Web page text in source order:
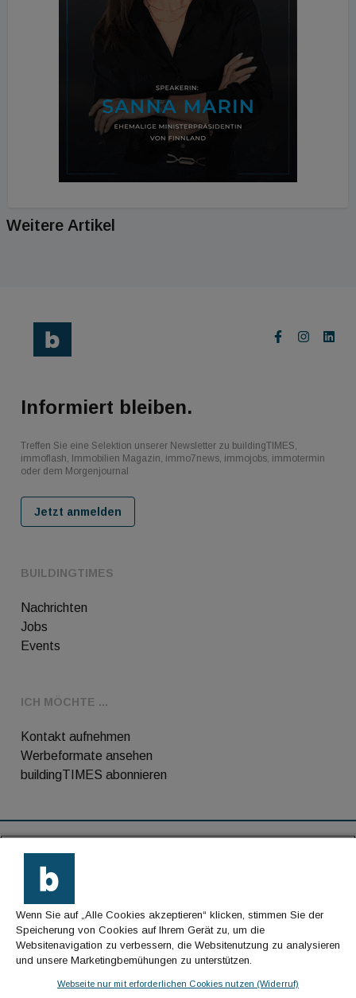
Weitere Artikel
BUILDINGTIMES
Nachrichten
Jobs
Events
ICH MÖCHTE ...
Kontakt aufnehmen
Werbeformate ansehen
buildingTIMES abonnieren
Informiert bleiben.
Treffen Sie eine Selektion unserer Newsletter zu buildingTIMES,
immoflash, Immobilien Magazin, immo7news, immojobs, immotermin
oder dem Morgenjournal
Jetzt anmelden
Kontakt
Impressum
Datenschutz
Wenn Sie auf „Alle Cookies akzeptieren“ klicken, stimmen Sie der
Speicherung von Cookies auf Ihrem Gerät zu, um die
Websitenavigation zu verbessern, die Websitenutzung zu analysieren
und unsere Marketingbemühungen zu unterstützen.
Webseite nur mit erforderlichen Cookies nutzen (Widerruf)